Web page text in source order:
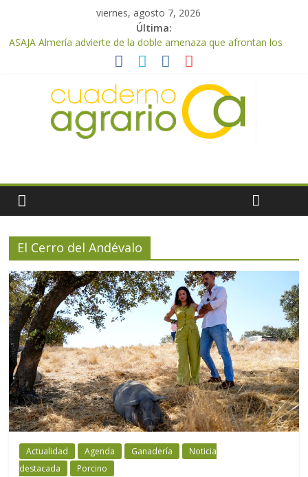
viernes, agosto 7, 2026
Última:
ASAJA Almería advierte de la doble amenaza que afrontan los
cítricos: la clorosis y la caída de los precios
confirman una cosecha desigual marcada por las inclemencias
meteorológicas y la incertidumbre en los precios
El Ministerio de Agricultura, Pesca y Alimentación autoriza el
pago de 85 millones adicionales de ayudas de la PAC de
Cooperativas Agro-alimentarias de Andalucía celebra la
activación del mecanismo de regulación de oferta de aceite de
El Cerro del Andévalo
Actualidad Agenda Ganadería
Noticia
destacada
Porcino